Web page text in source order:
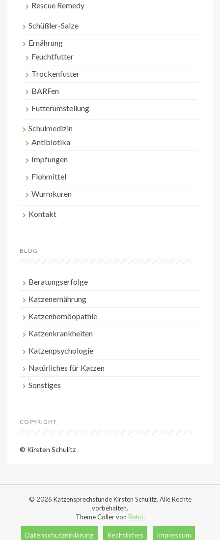
Rescue Remedy
Schüßler-Salze
Ernährung
Feuchtfutter
Trockenfutter
BARFen
Futterumstellung
Schulmedizin
Antibiotika
Impfungen
Flohmittel
Wurmkuren
Kontakt
BLOG
Beratungserfolge
Katzenernährung
Katzenhomöopathie
Katzenkrankheiten
Katzenpsychologie
Natürliches für Katzen
Sonstiges
COPYRIGHT
© Kirsten Schulitz
© 2026 Katzensprechstunde Kirsten Schulitz. Alle Rechte
vorbehalten.
Theme Coller von Rohit.
Datenschutzerklärung Rechtliches Impressum